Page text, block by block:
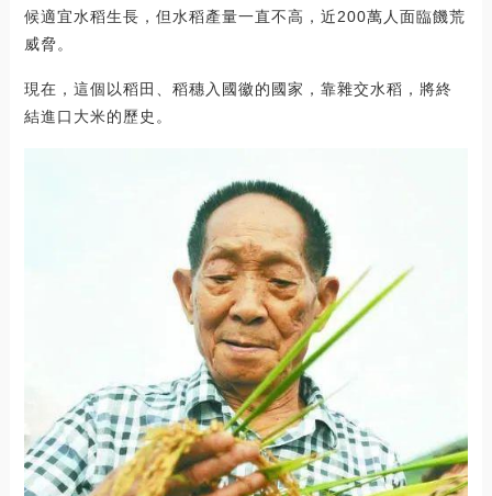
候適宜水稻生長，但水稻產量一直不高，近200萬人面臨饑荒
威脅。
現在，這個以稻田、稻穗入國徽的國家，靠雜交水稻，將終
結進口大米的歷史。